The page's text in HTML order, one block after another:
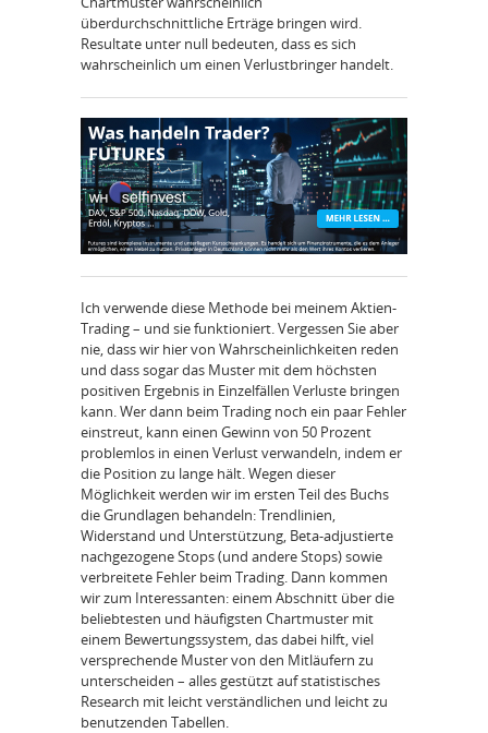
überdurchschnittliche Erträge bringen wird.
Resultate unter null bedeuten, dass es sich
wahrscheinlich um einen Verlustbringer handelt.
Ich verwende diese Methode bei meinem Aktien-
Trading – und sie funktioniert. Vergessen Sie aber
nie, dass wir hier von Wahrscheinlichkeiten reden
und dass sogar das Muster mit dem höchsten
positiven Ergebnis in Einzelfällen Verluste bringen
kann. Wer dann beim Trading noch ein paar Fehler
einstreut, kann einen Gewinn von 50 Prozent
problemlos in einen Verlust verwandeln, indem er
die Position zu lange hält. Wegen dieser
Möglichkeit werden wir im ersten Teil des Buchs
die Grundlagen behandeln: Trendlinien,
Widerstand und Unterstützung, Beta-adjustierte
nachgezogene Stops (und andere Stops) sowie
verbreitete Fehler beim Trading. Dann kommen
wir zum Interessanten: einem Abschnitt über die
beliebtesten und häufigsten Chartmuster mit
einem Bewertungssystem, das dabei hilft, viel
versprechende Muster von den Mitläufern zu
unterscheiden – alles gestützt auf statistisches
Research mit leicht verständlichen und leicht zu
benutzenden Tabellen.